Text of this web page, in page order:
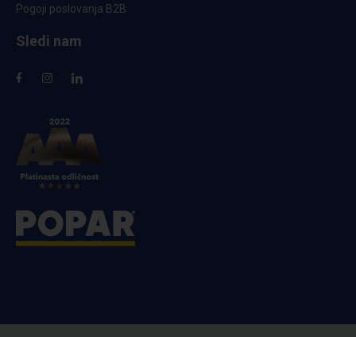
Pogoji poslovanja B2B
Sledi nam